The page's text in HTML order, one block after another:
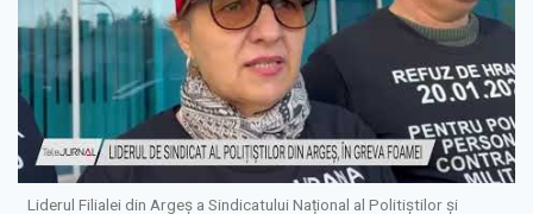
Liderul Filialei din Argeș a Sindicatului Național al Politiștilor și